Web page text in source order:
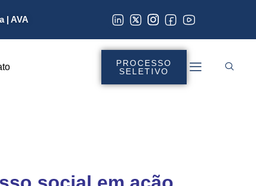
|AVA
PROCESSO
SELETIVO